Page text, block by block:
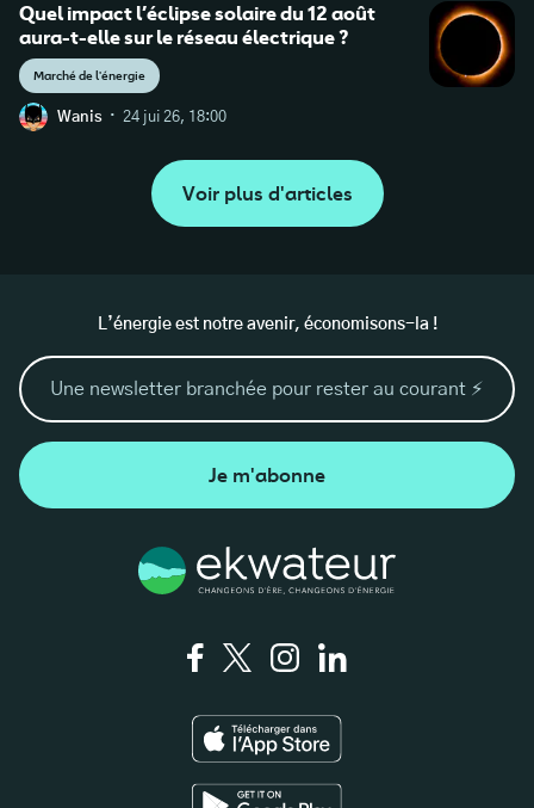
Quel impact l’éclipse solaire du 12 août
aura-t-elle sur le réseau électrique ?
Marché de l'énergie
Wanis · 24 jui 26, 18:00
Voir plus d'articles
L’énergie est notre avenir, économisons-la !
Je m'abonne